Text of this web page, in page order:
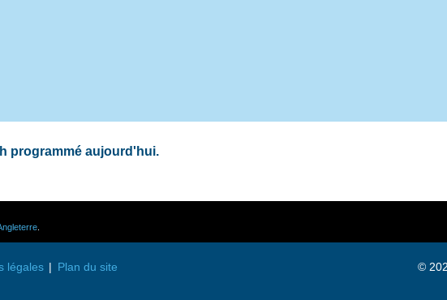
programmé aujourd'hui.
légales Plan du site
©